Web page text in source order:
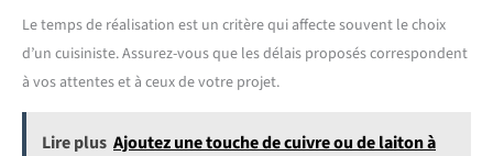
Le temps de réalisation est un critère qui affecte souvent le choix
d’un cuisiniste. Assurez-vous que les délais proposés correspondent
à vos attentes et à ceux de votre projet.
Lire plus Ajoutez une touche de cuivre ou de laiton à